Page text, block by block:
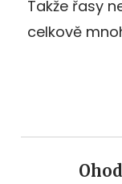
Takže řasy
celkově